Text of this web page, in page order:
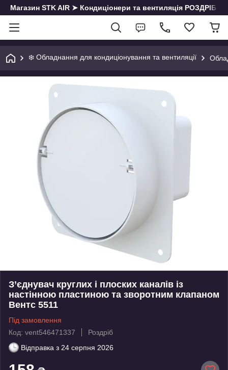
Магазин STK AIR ➤ Кондиціонери та вентиляція РОЗДРІБ
❄️ Обладнання для кондиціонування та вентиляції
З’єднувач круглих і плоских каналів із
настінною пластиною та зворотним клапаном
Вентс 5511
Під замовлення
Код: vent546471337
Роздріб
Відправка з 24 серпня 2026